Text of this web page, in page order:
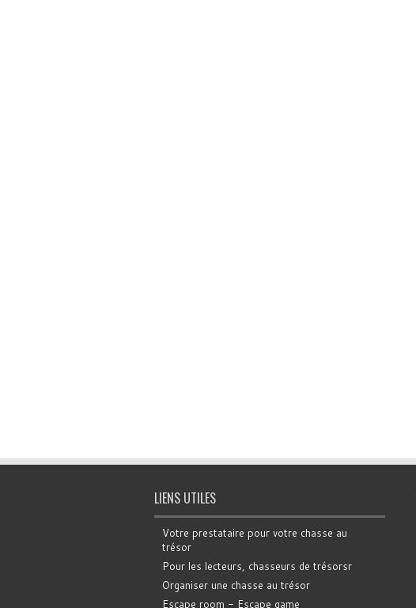
LIENS UTILES
Votre prestataire pour votre chasse au
trésor
Pour les lecteurs, chasseurs de trésorsr
Organiser une chasse au trésor
Escape room - Escape game